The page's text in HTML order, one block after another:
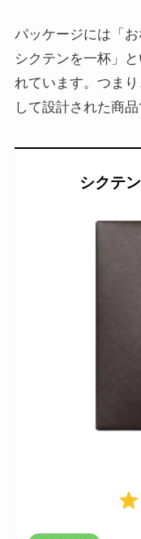
パッケージには「お
シクテンを一杯」
れています。つま
して設計された商品
シクテ